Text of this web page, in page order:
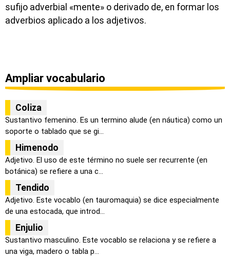
sufijo adverbial «mente» o derivado de, en formar los
adverbios aplicado a los adjetivos.
Ampliar vocabulario
Coliza
Sustantivo femenino. Es un termino alude (en náutica) como un
soporte o tablado que se gi...
Himenodo
Adjetivo. El uso de este término no suele ser recurrente (en
botánica) se refiere a una c...
Tendido
Adjetivo. Este vocablo (en tauromaquia) se dice especialmente
de una estocada, que introd...
Enjulio
Sustantivo masculino. Este vocablo se relaciona y se refiere a
una viga, madero o tabla p...